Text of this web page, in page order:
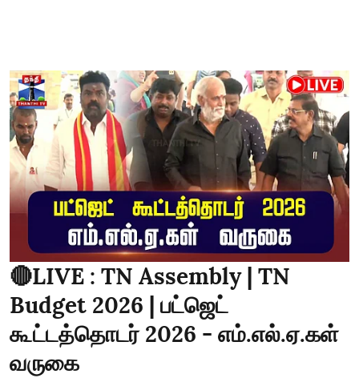
🔴LIVE : TN Assembly | TN
Budget 2026 | பட்ஜெட்
கூட்டத்தொடர் 2026 - எம்.எல்.ஏ.கள்
வருகை